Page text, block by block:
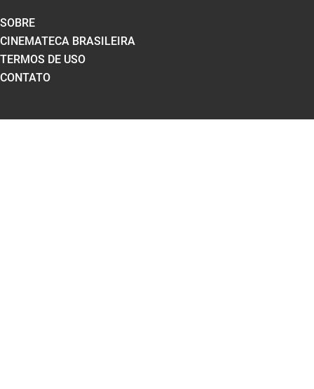
SOBRE
CINEMATECA BRASILEIRA
TERMOS DE USO
CONTATO